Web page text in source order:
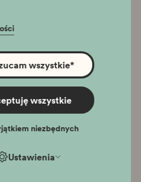
Ustawienia
wszystkie*
wszystkie
niezbędnych
Zygmunt Nowakowski
na wygnaniu.
lecmy zwyciężać... W 150.
powstania styczniowego